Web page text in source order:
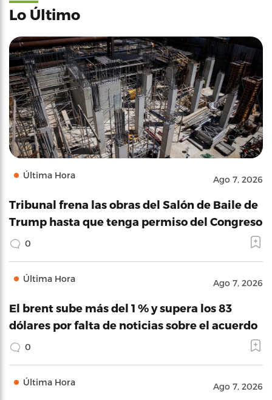
Lo Último
Última Hora Ago 7, 2026
Tribunal frena las obras del Salón de Baile de
Trump hasta que tenga permiso del Congreso
0
Última Hora Ago 7, 2026
El brent sube más del 1 % y supera los 83
dólares por falta de noticias sobre el acuerdo
0
Última Hora Ago 7, 2026